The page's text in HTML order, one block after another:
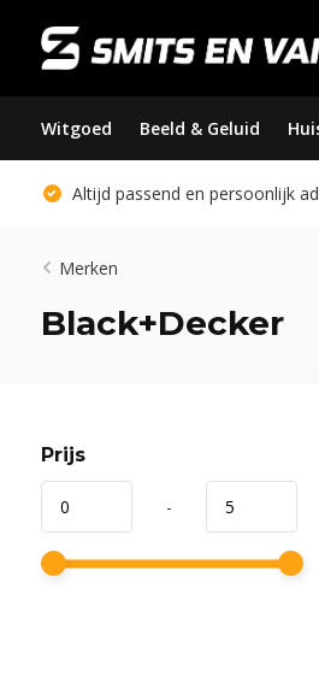
Witgoed Beeld & Geluid
Altijd passend en persoonlijk
Merken
Black+Decker
Prijs
-